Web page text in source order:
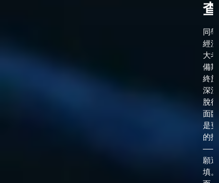
同
經
大
備
終
深
脫
面
是
的
——
願選
填